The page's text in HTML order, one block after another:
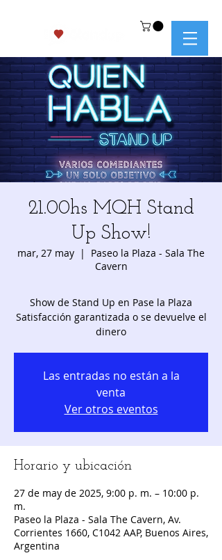
21.00hs MQH Stand
Up Show!
mar, 27 may
  |
Paseo la Plaza - Sala The
Cavern
Show de Stand Up en Pase la Plaza
Satisfacción garantizada o se devuelve el
dinero
Las entradas no están a la
venta
Ver otros eventos
Horario y ubicación
27 de may de 2025, 9:00 p. m. – 10:00 p.
m.
Paseo la Plaza - Sala The Cavern, Av.
Corrientes 1660, C1042 AAP, Buenos Aires,
Argentina